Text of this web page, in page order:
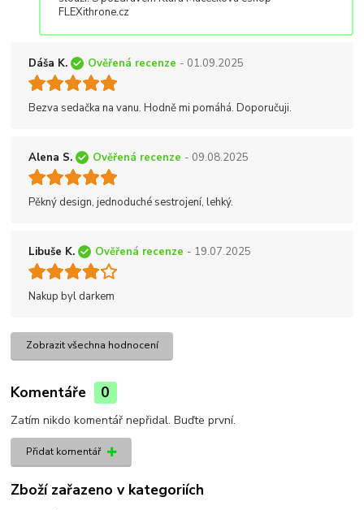
FLEXithrone.cz
Dáša K. Ověřená recenze - 01.09.2025
Bezva sedačka na vanu. Hodně mi pomáhá. Doporučuji.
Alena S. Ověřená recenze - 09.08.2025
Pěkný design, jednoduché sestrojení, lehký.
Libuše K. Ověřená recenze - 19.07.2025
Nakup byl darkem
Zobrazit všechna hodnocení
Komentáře 0
Zatím nikdo komentář nepřidal. Buďte první.
Přidat komentář
Zboží zařazeno v kategoriích